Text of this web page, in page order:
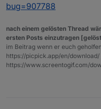
bug=907788
nach einem gelösten Thread
ersten Posts einzutragen
im Beitrag wenn er euch
https://picpick.app/en/download/
https://www.screentogif.com/